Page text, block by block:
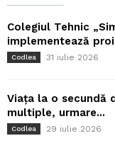
Colegiul Tehnic
implementează
Codlea 31 iulie 2026
Viața la o secundă
multiple, urmare...
Codlea 29 iulie 2026